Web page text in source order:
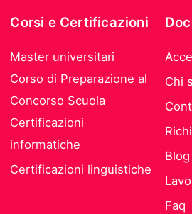
Corsi e Certificazioni
Master universitari
Corso di Preparazione al
Concorso Scuola
Certificazioni
informatiche
Certificazioni linguistiche
Chi
Blog
Faq